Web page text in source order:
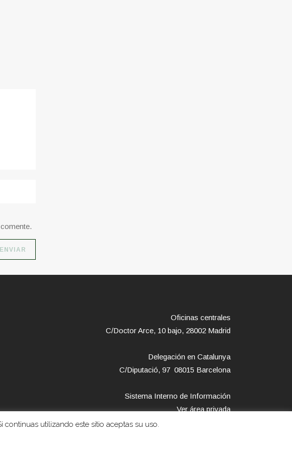
Oficinas centrales
C/Doctor Arce, 10 bajo, 28002 Madrid
Delegación en Catalunya
C/Diputació, 97 08015 Barcelona
Sistema Interno de Información
Ver área privada
utilizando este sitio aceptas su uso.